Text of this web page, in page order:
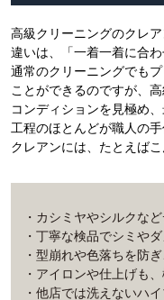
高級クリーニングのクレ
違いは、「一着一着に合
通常のクリーニングでも
ことができるのですが、
コンディションを見極め
工程のほとんどが職人の手
クレアンには、たとえば
・カシミヤやシルクな
・丁寧な検品でシミや
・型崩れや色落ちを防
・アイロンや仕上げも
・他店では洗えないハ